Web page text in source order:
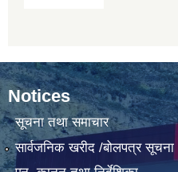
Notices
सूचना तथा समाचार
सार्वजनिक खरीद /बोलपत्र सूचना